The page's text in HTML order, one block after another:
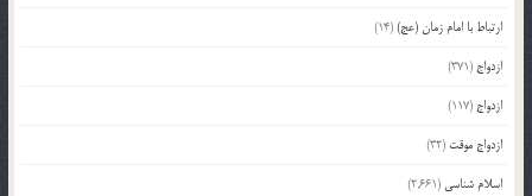
ارتباط با امام زمان (عج)(14)
ازدواج (371)
ازدواج (117)
ازدواج موقت (32)
اسلام شناسی (2,661)